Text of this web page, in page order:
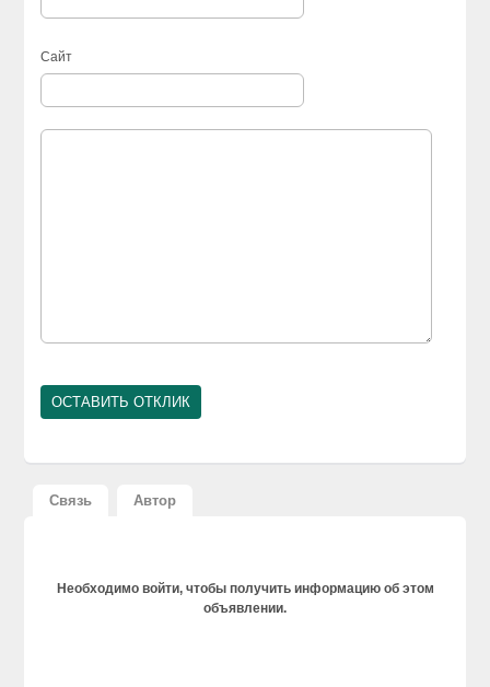
Сайт
Связь Автор
Необходимо войти, чтобы получить информацию об этом
объявлении.